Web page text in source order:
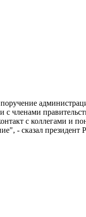
с членами
с коллегами и
- сказал